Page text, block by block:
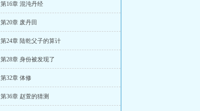
第16章 混沌丹经
第20章 废丹田
第24章 陆乾父子的算计
第28章 身份被发现了
第32章 体修
第36章 赵萱的猜测